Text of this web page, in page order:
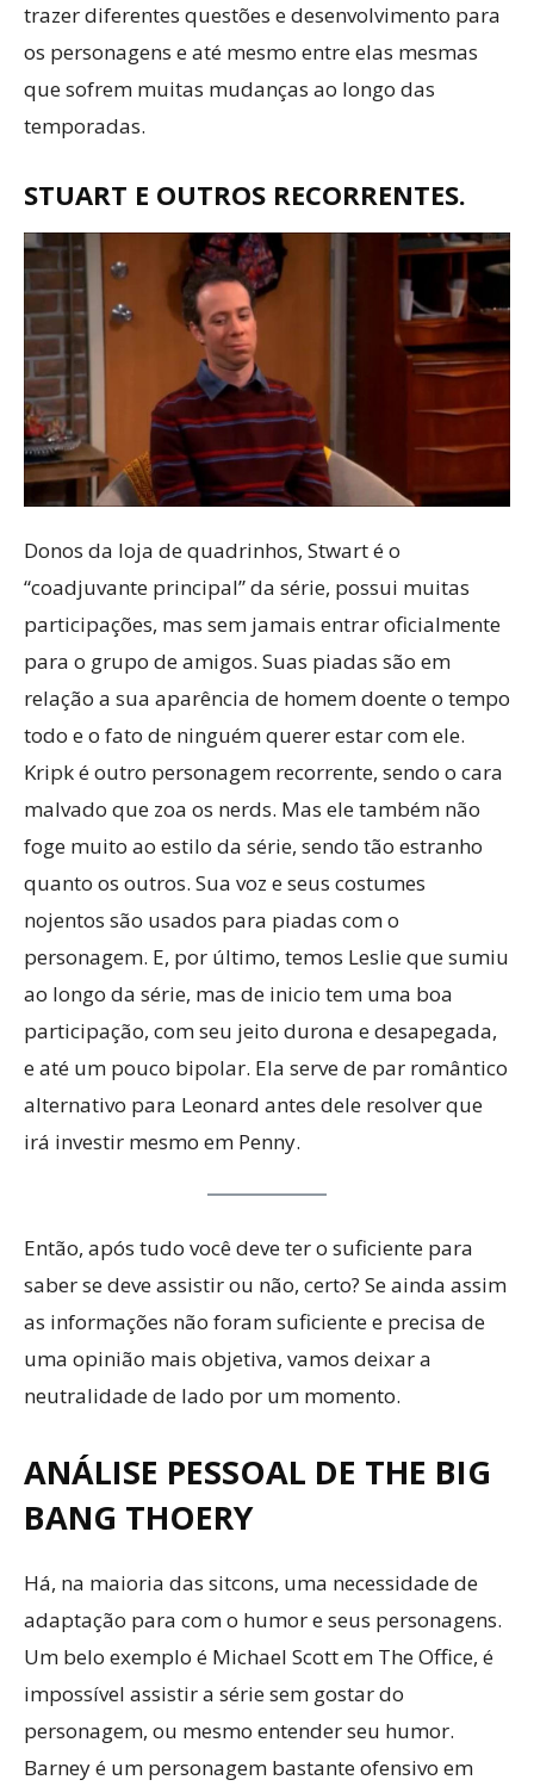
trazer diferentes questões e desenvolvimento para
os personagens e até mesmo entre elas mesmas
que sofrem muitas mudanças ao longo das
temporadas.
STUART E OUTROS RECORRENTES.
Donos da loja de quadrinhos, Stwart é o
“coadjuvante principal” da série, possui muitas
participações, mas sem jamais entrar oficialmente
para o grupo de amigos. Suas piadas são em
relação a sua aparência de homem doente o tempo
todo e o fato de ninguém querer estar com ele.
Kripk é outro personagem recorrente, sendo o cara
malvado que zoa os nerds. Mas ele também não
foge muito ao estilo da série, sendo tão estranho
quanto os outros. Sua voz e seus costumes
nojentos são usados para piadas com o
personagem. E, por último, temos Leslie que sumiu
ao longo da série, mas de inicio tem uma boa
participação, com seu jeito durona e desapegada,
e até um pouco bipolar. Ela serve de par romântico
alternativo para Leonard antes dele resolver que
irá investir mesmo em Penny.
Então, após tudo você deve ter o suficiente para
saber se deve assistir ou não, certo? Se ainda assim
as informações não foram suficiente e precisa de
uma opinião mais objetiva, vamos deixar a
neutralidade de lado por um momento.
ANÁLISE PESSOAL DE THE BIG
BANG THOERY
Há, na maioria das sitcons, uma necessidade de
adaptação para com o humor e seus personagens.
Um belo exemplo é Michael Scott em The Office, é
impossível assistir a série sem gostar do
personagem, ou mesmo entender seu humor.
Barney é um personagem bastante ofensivo em